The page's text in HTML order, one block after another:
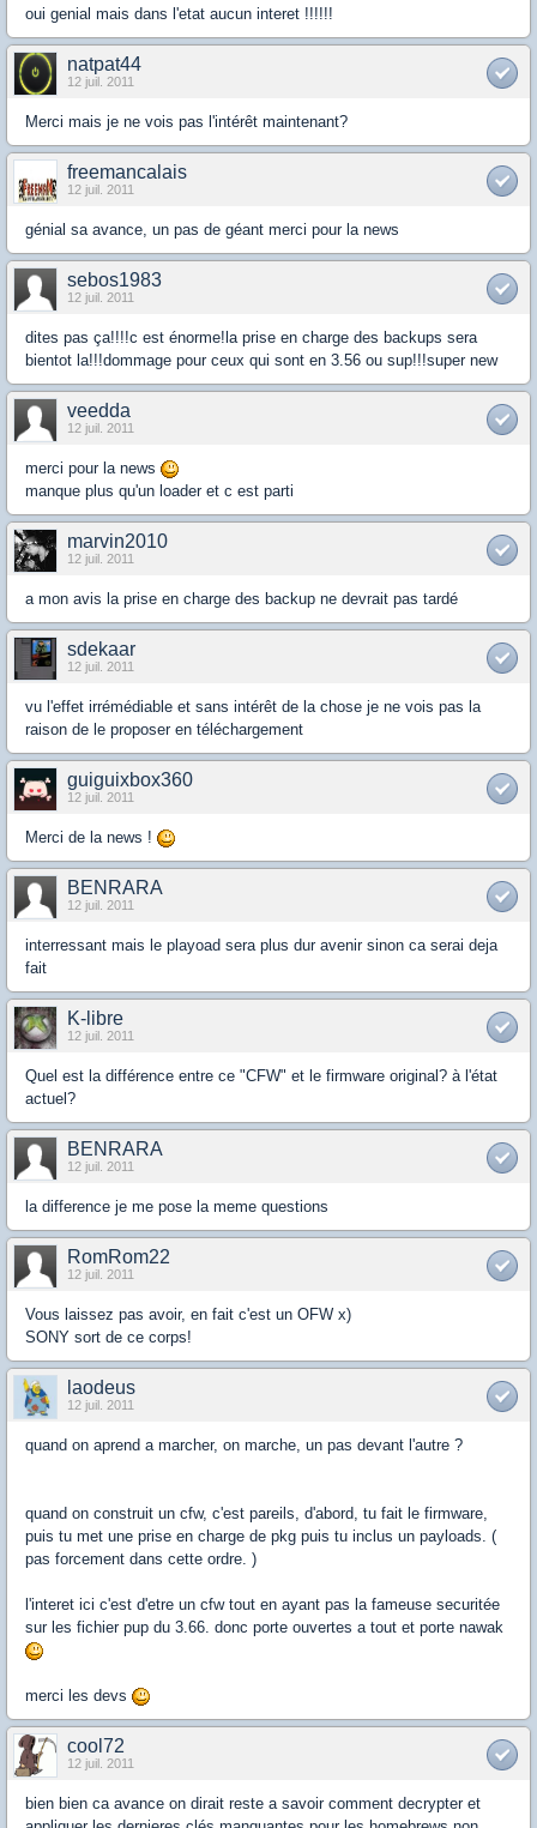
oui genial mais dans l'etat aucun interet !!!!!!
natpat44
12 juil. 2011
Merci mais je ne vois pas l'intérêt maintenant?
freemancalais
12 juil. 2011
génial sa avance, un pas de géant merci pour la news
sebos1983
12 juil. 2011
dites pas ça!!!!c est énorme!la prise en charge des backups sera
bientot la!!!dommage pour ceux qui sont en 3.56 ou sup!!!super new
veedda
12 juil. 2011
merci pour la news
manque plus qu'un loader et c est parti
marvin2010
12 juil. 2011
a mon avis la prise en charge des backup ne devrait pas tardé
sdekaar
12 juil. 2011
vu l'effet irrémédiable et sans intérêt de la chose je ne vois pas la
raison de le proposer en téléchargement
guiguixbox360
12 juil. 2011
Merci de la news !
BENRARA
12 juil. 2011
interressant mais le playoad sera plus dur avenir sinon ca serai deja
fait
K-libre
12 juil. 2011
Quel est la différence entre ce "CFW" et le firmware original? à l'état
actuel?
BENRARA
12 juil. 2011
la difference je me pose la meme questions
RomRom22
12 juil. 2011
Vous laissez pas avoir, en fait c'est un OFW x)
SONY sort de ce corps!
laodeus
12 juil. 2011
quand on aprend a marcher, on marche, un pas devant l'autre ?
quand on construit un cfw, c'est pareils, d'abord, tu fait le firmware,
puis tu met une prise en charge de pkg puis tu inclus un payloads. (
pas forcement dans cette ordre. )
l'interet ici c'est d'etre un cfw tout en ayant pas la fameuse securitée
sur les fichier pup du 3.66. donc porte ouvertes a tout et porte nawak
merci les devs
cool72
12 juil. 2011
bien bien ca avance on dirait reste a savoir comment decrypter et